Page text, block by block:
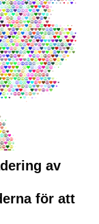
av
för att